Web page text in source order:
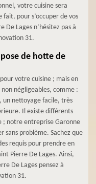
votre cuisine sera
pour s’occuper de vos
De Lages n’hésitez pas à
31.
de hotte de
votre cuisine ; mais en
négligeables, comme :
un nettoyage facile, très
Il existe différents
; notre entreprise Garonne
sans problème. Sachez que
requis pour prendre en
Pierre De Lages. Ainsi,
De Lages pensez à
31.